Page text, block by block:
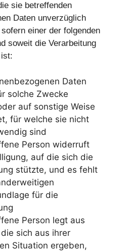
sie betreffenden
Daten unverzüglich
einer der folgenden
soweit die Verarbeitung
Daten
solche Zwecke
auf sonstige Weise
für welche sie nicht
sind
Person widerruft
auf die sich die
stützte, und es fehlt
für die
Person legt aus
sich aus ihrer
Situation ergeben,